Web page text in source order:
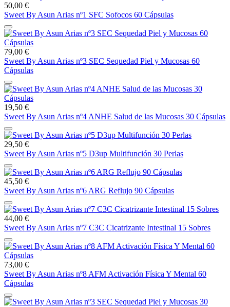
50,00 €
Sweet By Asun Arias nº1 SFC Sofocos 60 Cápsulas
79,00 €
Sweet By Asun Arias nº3 SEC Sequedad Piel y Mucosas 60
Cápsulas
19,50 €
Sweet By Asun Arias nº4 ANHE Salud de las Mucosas 30 Cápsulas
29,50 €
Sweet By Asun Arias nº5 D3up Multifunción 30 Perlas
45,50 €
Sweet By Asun Arias nº6 ARG Reflujo 90 Cápsulas
44,00 €
Sweet By Asun Arias nº7 C3C Cicatrizante Intestinal 15 Sobres
73,00 €
Sweet By Asun Arias nº8 AFM Activación Física Y Mental 60
Cápsulas